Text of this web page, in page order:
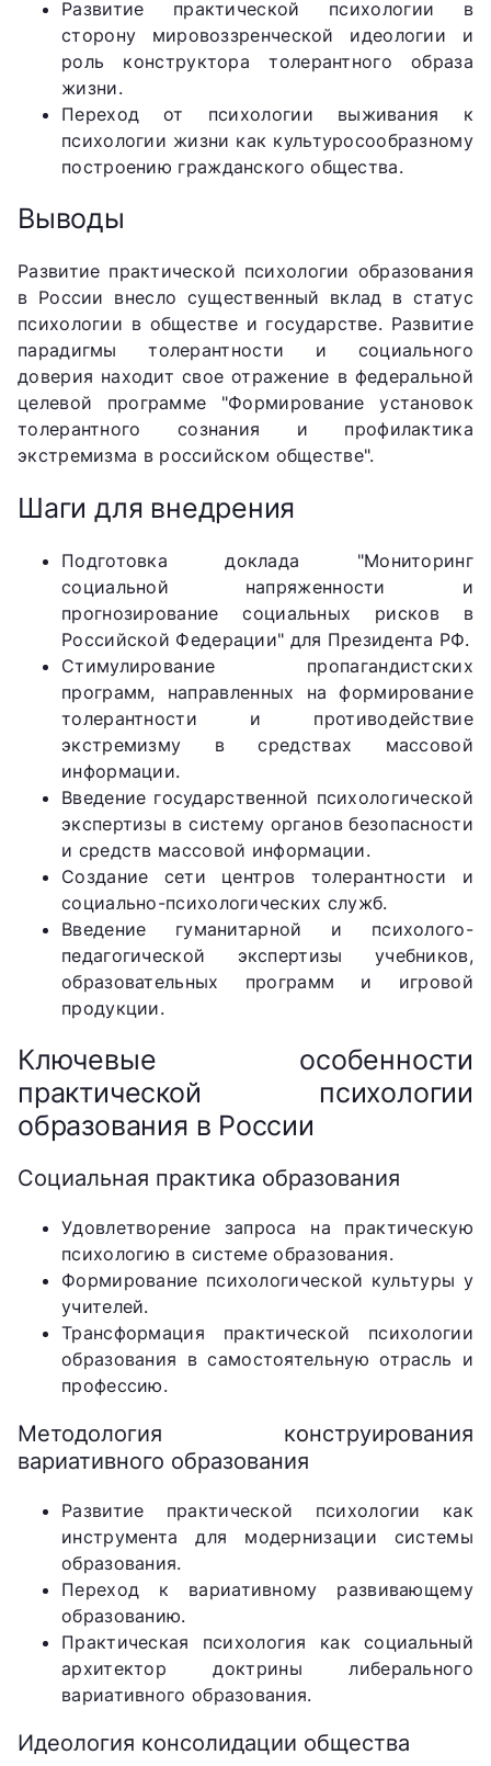
Развитие практической психологии в
сторону мировоззренческой идеологии и
роль конструктора толерантного образа
жизни.
Переход от психологии выживания к
психологии жизни как культуросообразному
построению гражданского общества.
Выводы
Развитие практической психологии образования
в России внесло существенный вклад в статус
психологии в обществе и государстве. Развитие
парадигмы толерантности и социального
доверия находит свое отражение в федеральной
целевой программе "Формирование установок
толерантного сознания и профилактика
экстремизма в российском обществе".
Шаги для внедрения
Подготовка доклада "Мониторинг
социальной напряженности и
прогнозирование социальных рисков в
Российской Федерации" для Президента РФ.
Стимулирование пропагандистских
программ, направленных на формирование
толерантности и противодействие
экстремизму в средствах массовой
информации.
Введение государственной психологической
экспертизы в систему органов безопасности
и средств массовой информации.
Создание сети центров толерантности и
социально-психологических служб.
Введение гуманитарной и психолого-
педагогической экспертизы учебников,
образовательных программ и игровой
продукции.
Ключевые особенности
практической психологии
образования в России
Социальная практика образования
Удовлетворение запроса на практическую
психологию в системе образования.
Формирование психологической культуры у
учителей.
Трансформация практической психологии
образования в самостоятельную отрасль и
профессию.
Методология конструирования
вариативного образования
Развитие практической психологии как
инструмента для модернизации системы
образования.
Переход к вариативному развивающему
образованию.
Практическая психология как социальный
архитектор доктрины либерального
вариативного образования.
Идеология консолидации общества